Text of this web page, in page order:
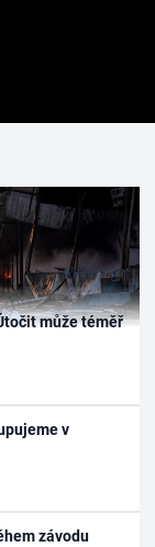
může téměř
v
závodu